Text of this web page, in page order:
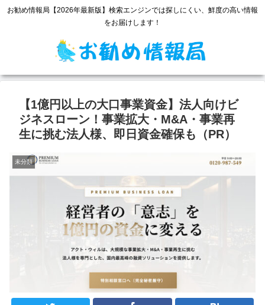
お勧め情報局【2026年最新版】検索エンジンでは探しにくい、鮮度の高い情報
をお届けします！
【1億円以上の大口事業資金】法人向けビ
ジネスローン！事業拡大・M&A・事業再
生に挑む法人様、即日資金確保も（PR）
未分類